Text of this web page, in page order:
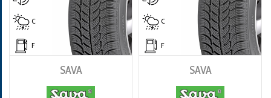
C
F
SAVA
C
F
SAVA